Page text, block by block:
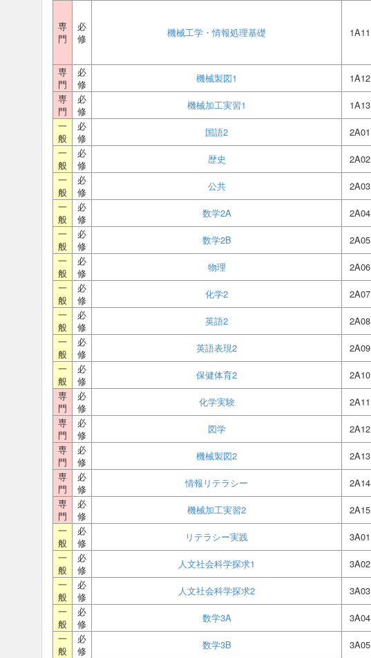
専
門
必
修
機械工学・情報処理基礎 1A11
専
門
必
修
機械製図1 1A12
専
門
必
修
機械加工実習1 1A13
一
般
必
修
国語2 2A01
一
般
必
修
歴史 2A02
一
般
必
修
公共 2A03
一
般
必
修
数学2A 2A04
一
般
必
修
数学2B 2A05
一
般
必
修
物理 2A06
一
般
必
修
化学2 2A07
一
般
必
修
英語2 2A08
一
般
必
修
英語表現2 2A09
一
般
必
修
保健体育2 2A10
専
門
必
修
化学実験 2A11
専
門
必
修
図学 2A12
専
門
必
修
機械製図2 2A13
専
門
必
修
情報リテラシー 2A14
専
門
必
修
機械加工実習2 2A15
一
般
必
修
リテラシー実践 3A01
一
般
必
修
人文社会科学探求1 3A02
一
般
必
修
人文社会科学探求2 3A03
一
般
必
修
数学3A 3A04
一
般
必
修
数学3B 3A05